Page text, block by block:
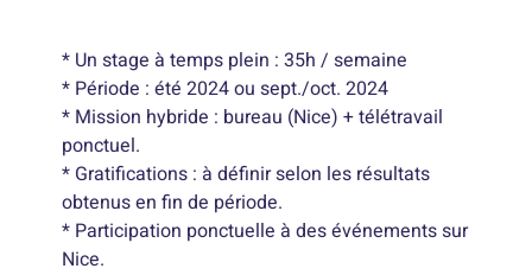
* Un stage à temps plein : 35h / semaine
* Période : été 2024 ou sept./oct. 2024
* Mission hybride : bureau (Nice) + télétravail
ponctuel.
* Gratifications : à définir selon les résultats
obtenus en fin de période.
* Participation ponctuelle à des événements sur
Nice.